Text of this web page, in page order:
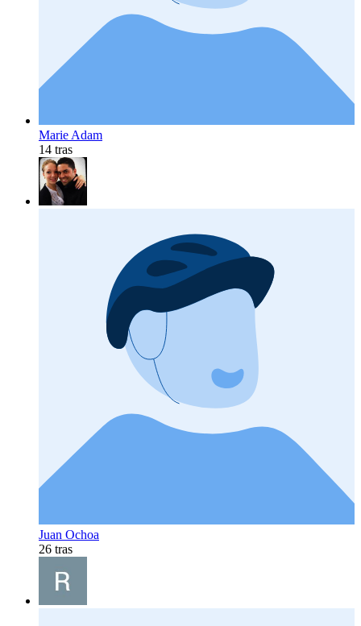
Marie Adam
14 tras
Juan Ochoa
26 tras